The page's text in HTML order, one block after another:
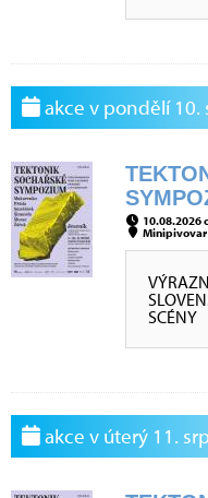
akce v pondělí 10.
10.08.2026
Minipivovar
SCÉNY
akce v úterý 11.